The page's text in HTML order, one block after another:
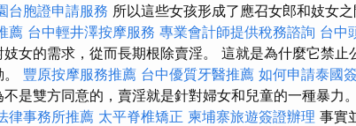
台胞證申請服務 所以這些女孩形成了應召女郎和妓女
薦 台中輕井澤按摩服務 專業會計師提供稅務諮詢 台中
女的需求，從而長期根除賣淫。 這就是為什麼它禁止
豐原按摩服務推薦 台中優質牙醫推薦 如何申請泰國
是雙方同意的，賣淫就是針對婦女和兒童的一種暴力。
律事務所推薦 太平脊椎矯正 柬埔寨旅遊簽證辦理 事實